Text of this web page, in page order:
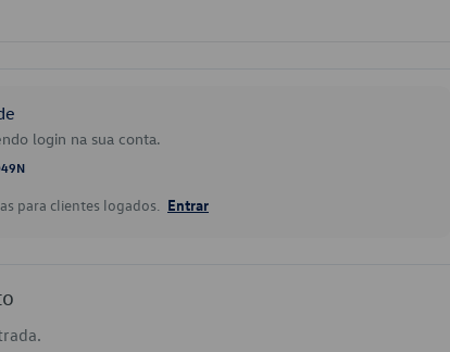
login na sua conta.
para clientes logados. Entrar